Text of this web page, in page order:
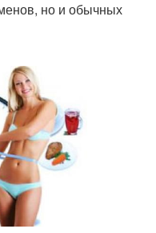
но и обычных